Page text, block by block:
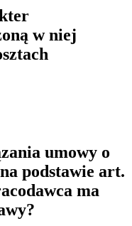
w niej
umowy o
podstawie art.
ma